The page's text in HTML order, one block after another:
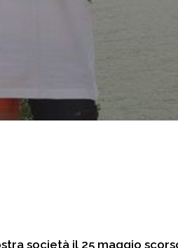
società il 25 maggio